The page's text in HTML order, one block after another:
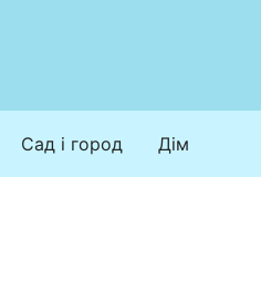
Сад і город Дім